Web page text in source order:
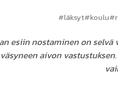
#läksyt#koulu#
esiin nostaminen on
aivon